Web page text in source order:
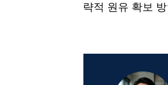
략적 원유 확보